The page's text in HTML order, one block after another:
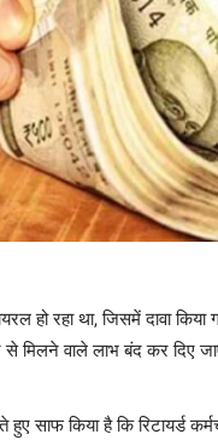
हो रहा था, जिसमें दावा
से मिलने वाले लाभ बंद कर दिए
साफ किया है कि रिटायर्ड